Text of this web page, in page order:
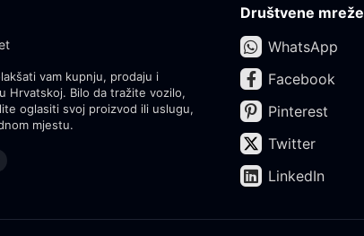
vam kupnju, prodaju i
Hrvatskoj. Bilo da tražite vozilo,
oglasiti svoj proizvod ili uslugu,
mjestu.
Društvene mreže
WhatsApp
Facebook
Pinterest
Twitter
LinkedIn